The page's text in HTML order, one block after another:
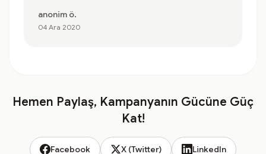
anonim ö.
04 Ara 2020
Hemen Paylaş, Kampanyanın Gücüne Güç
Kat!
Facebook X (Twitter) LinkedIn